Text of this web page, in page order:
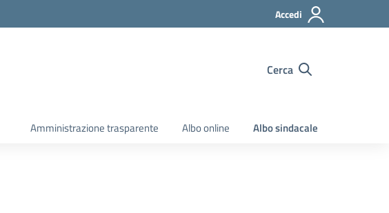
Accedi
Cerca
Amministrazione trasparente Albo online Albo sindacale